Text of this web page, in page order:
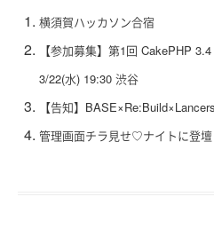
横須賀ハッカソン合宿
【参加募集】第1回 CakePHP
3/22(水) 19:30 渋谷
【告知】
管理画面チラ見せ♡ナイトに登壇